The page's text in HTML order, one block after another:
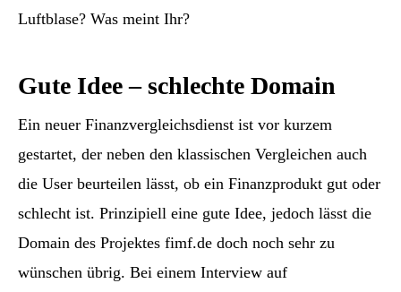
Luftblase? Was meint Ihr?
Gute Idee – schlechte Domain
Ein neuer Finanzvergleichsdienst ist vor kurzem
gestartet, der neben den klassischen Vergleichen auch
die User beurteilen lässt, ob ein Finanzprodukt gut oder
schlecht ist. Prinzipiell eine gute Idee, jedoch lässt die
Domain des Projektes fimf.de doch noch sehr zu
wünschen übrig. Bei einem Interview auf